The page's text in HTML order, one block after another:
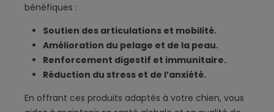
bénéfiques :
Soutien des articulations et mobilité.
Amélioration du pelage et de la peau.
Renforcement digestif et immunitaire.
Réduction du stress et de l’anxiété.
En offrant ces produits adaptés à votre chien, vous